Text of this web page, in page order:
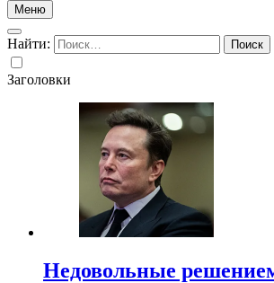
Меню
Найти:
Заголовки
Недовольные